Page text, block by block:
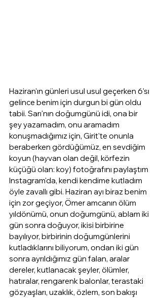
Haziran'ın günleri usul usul geçerken 6'sı
gelince benim için durgun bi gün oldu
tabii. Sarı'nın doğumgünü idi, ona bir
şey yazamadım, onu aramadım
konuşmadığımız için, Girit'te onunla
beraberken gördüğümüz, en sevdiğim
koyun (hayvan olan değil, körfezin
küçüğü olan: koy) fotoğrafını paylaştım
Instagram'da, kendi kendime kutladım
öyle zavallı gibi. Haziran ayı biraz benim
için zor geçiyor, Ömer amcanın ölüm
yıldönümü, onun doğumgünü, ablam iki
gün sonra doğuyor, ikisi birbirine
bayılıyor, birbirinin doğumgünlerini
kutladıklarını biliyorum, ondan iki gün
sonra ayrıldığımız gün falan, aralar
dereler, kutlanacak şeyler, ölümler,
hatıralar, rengarenk balonlar, terastaki
gözyaşları, uzaklık, özlem, son bakışı